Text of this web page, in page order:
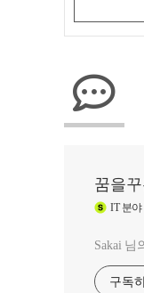
꿈을
IT분야
Sakai 님
구독